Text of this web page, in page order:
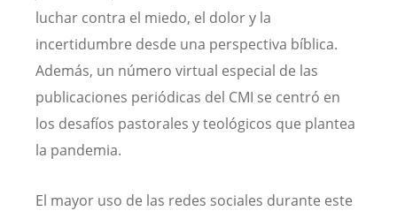
luchar contra el miedo, el dolor y la
incertidumbre desde una perspectiva bíblica.
Además, un número virtual especial de las
publicaciones periódicas del CMI se centró en
los desafíos pastorales y teológicos que plantea
la pandemia.
El mayor uso de las redes sociales durante este